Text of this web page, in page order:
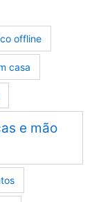
offline
casa
e mão